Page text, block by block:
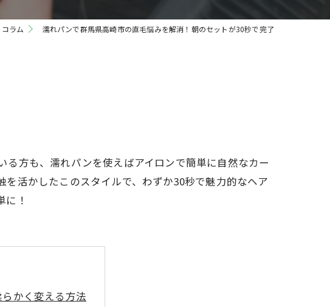
コラム 濡れパンで群馬県高崎市の直毛悩みを解消！朝のセットが30秒で完了
方も、濡れパンを使えばアイロンで簡単に自然なカー
活かしたこのスタイルで、わずか30秒で魅力的なヘア
！
かく変える方法